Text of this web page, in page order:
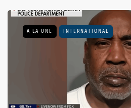
A LA UNE INTERNATIONAL